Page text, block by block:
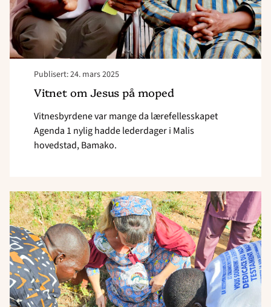
Publisert: 24. mars 2025
Vitnet om Jesus på moped
Vitnesbyrdene var mange da lærefellesskapet
Agenda 1 nylig hadde lederdager i Malis
hovedstad, Bamako.
Read
article
"Noe
skjer
i
kirkene
i
Mali"